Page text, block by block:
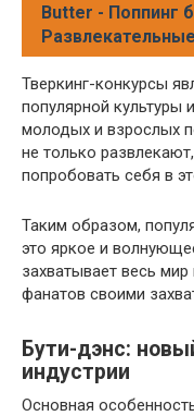
Butter - Поппинг
Тверкинг-конкурсы
популярной культуры
молодых и взрослых
не только
попробовать себя в
Таким образом,
это яркое и
захватывает весь
фанатов своими
Бути-дэнс:
индустрии
Основная